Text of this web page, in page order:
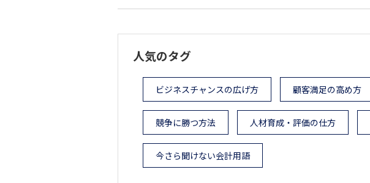
人気のタグ
ビジネスチャンスの広げ方 顧客満足の高め方
競争に勝つ方法 人材育成・評価の仕方
今さら聞けない会計用語